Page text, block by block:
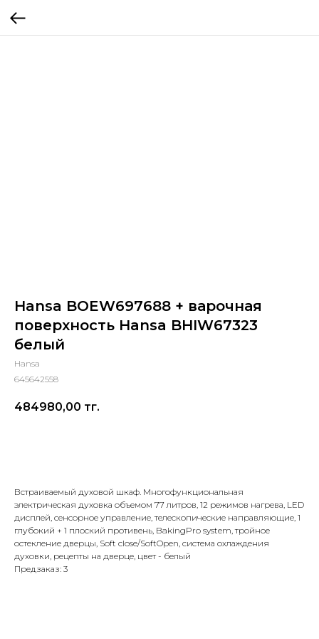
Hansa BOEW697688 + варочная
поверхность Hansa BHIW67323
белый
Hansa
645642558
484980,00 тг.
Встраиваемый духовой шкаф. Многофункциональная
электрическая духовка объемом 77 литров, 12 режимов нагрева, LED
дисплей, сенсорное управление, телескопические направляющие, 1
глубокий + 1 плоский противень, BakingPro system, тройное
остекление дверцы, Soft close/SoftOpen, система охлаждения
духовки, рецепты на дверце, цвет - белый
Предзаказ: 3